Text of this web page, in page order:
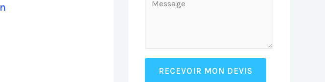
RECEVOIR MON DEVIS